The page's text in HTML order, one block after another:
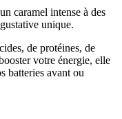
caramel intense à des
unique.
de protéines, de
votre énergie, elle
batteries avant ou